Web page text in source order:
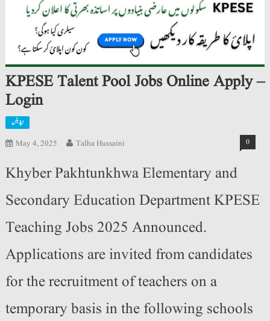
KPESE Talent Pool Jobs Online Apply –
Login
اپڈیٹس
May 4, 2025 Talha Hussaini 0
Khyber Pakhtunkhwa Elementary and
Secondary Education Department KPESE
Teaching Jobs 2025 Announced.
Applications are invited from candidates
for the recruitment of teachers on a
temporary basis in the following schools